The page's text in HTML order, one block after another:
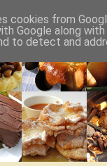
cookies from
Google along
to detect and